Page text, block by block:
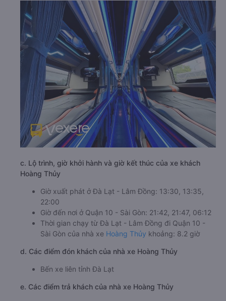
c. Lộ trình, giờ khởi hành và giờ kết thúc của xe khách
Hoàng Thủy
Giờ xuất phát ở Đà Lạt - Lâm Đồng: 13:30, 13:35,
22:00
Giờ đến nơi ở Quận 10 - Sài Gòn: 21:42, 21:47, 06:12
Thời gian chạy từ Đà Lạt - Lâm Đồng đi Quận 10 -
Sài Gòn của nhà xe Hoàng Thủy khoảng: 8.2 giờ
d. Các điểm đón khách của nhà xe Hoàng Thủy
Bến xe liên tỉnh Đà Lạt
e. Các điểm trả khách của nhà xe Hoàng Thủy